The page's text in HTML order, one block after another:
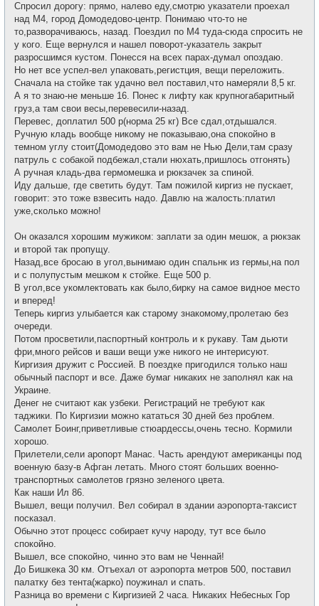
Спросил дорогу: прямо, налево еду,смотрю указатели проехал
над М4, город Домодедово-центр. Понимаю что-то не
то,разворачиваюсь, назад. Поездил по М4 туда-сюда спросить не
у кого. Еще вернулся и нашел поворот-указатель закрыт
разросшимся кустом. Понесся на всех парах-думал опоздаю.
Но нет все успел-вел упаковать,регистция, вещи переложить.
Сначала на стойке так удачно вел поставил,что намеряли 8,5 кг.
А я то знаю-не меньше 16. Понес к лифту как крупногабаритный
груз,а там свои весы,перевесили-назад.
Перевес, доплатил 500 р(норма 25 кг) Все сдал,отдышался.
Ручную кладь вообще никому не показываю,она спокойно в
темном углу стоит(Домодедово это вам не Нью Дели,там сразу
патруль с собакой подбежал,стали нюхать,пришлось отгонять)
А ручная кладь-два гермомешка и рюкзачек за спиной.
Иду дальше, где светить будут. Там пожилой киргиз не пускает,
говорит: это тоже взвесить надо. Давлю на жалость:платил
уже,сколько можно!
Он оказался хорошим мужиком: заплати за один мешок, а рюкзак
и второй так пропущу.
Назад,все бросаю в угол,вынимаю один спальнк из гермы,на пол
и с полупустым мешком к стойке. Еще 500 р.
В угол,все укомлектовать как было,бирку на самое видное место
и вперед!
Теперь киргиз улыбается как старому знакомому,пролетаю без
очереди.
Потом просветили,паспортный контроль и к рукаву. Там дьюти
фри,много рейсов и ваши вещи уже никого не интерисуют.
Киргизия дружит с Россией. В поездке пригодился только наш
обычный паспорт и все. Даже бумаг никаких не заполнял как на
Украине.
Денег не считают как узбеки. Регистраций не требуют как
таджики. По Киргизии можно кататься 30 дней без проблем.
Самолет Боинг,приветливые стюардессы,очень тесно. Кормили
хорошо.
Прилетели,сели аропорт Манас. Часть арендуют американцы под
военную базу-в Афган летать. Много стоят больших военно-
транспортных самолетов грязно зеленого цвета.
Как наши Ил 86.
Вышел, вещи получил. Вел собирал в здании аэропорта-таксист
посказал.
Обычно этот процесс собирает кучу народу, тут все было
спокойно.
Вышел, все спокойно, чинно это вам не Ченнай!
До Бишкека 30 км. Отъехал от аэропорта метров 500, поставил
палатку без тента(жарко) поужинал и спать.
Разница во времени с Киргизией 2 часа. Никаких Небесных Гор